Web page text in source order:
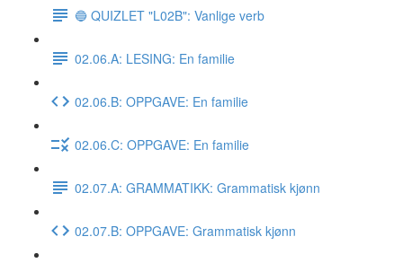
🔵 QUIZLET "L02B": Vanlige verb
02.06.A: LESING: En familie
02.06.B: OPPGAVE: En familie
02.06.C: OPPGAVE: En familie
02.07.A: GRAMMATIKK: Grammatisk kjønn
02.07.B: OPPGAVE: Grammatisk kjønn